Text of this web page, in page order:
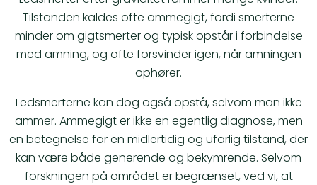
Tilstanden kaldes ofte ammegigt, fordi smerterne
minder om gigtsmerter og typisk opstår i forbindelse
med amning, og ofte forsvinder igen, når amningen
ophører.
Ledsmerterne kan dog også opstå, selvom man ikke
ammer. Ammegigt er ikke en egentlig diagnose, men
en betegnelse for en midlertidig og ufarlig tilstand, der
kan være både generende og bekymrende. Selvom
forskningen på området er begrænset, ved vi, at